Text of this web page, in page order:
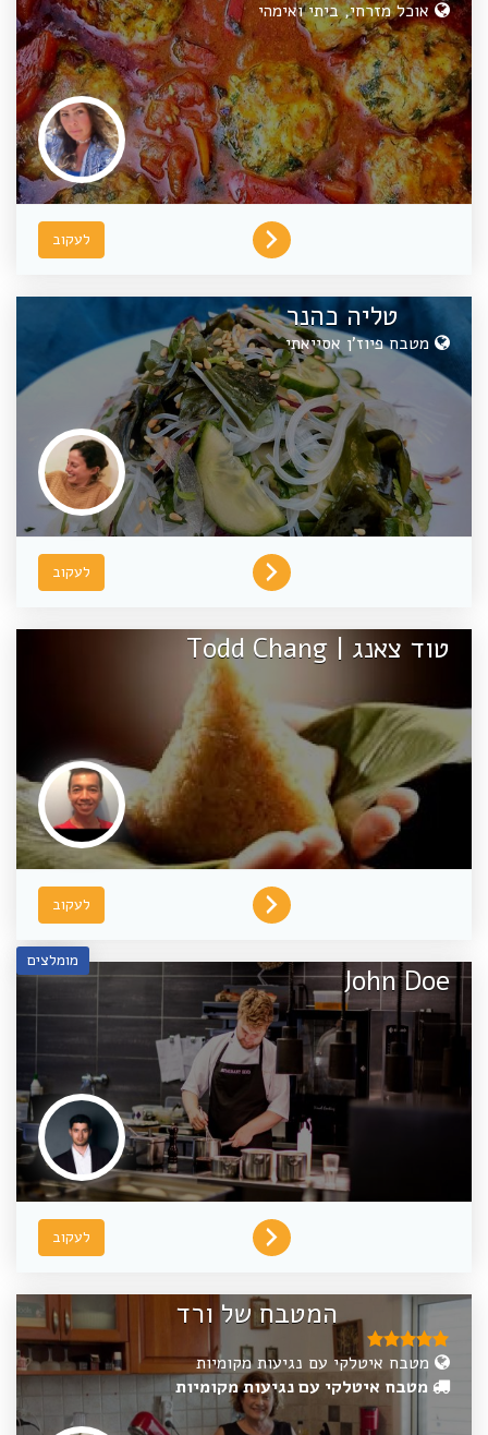
אוכל מזרחי, ביתי ואימהי
לעקוב
טליה כהנר
מטבח פיוז'ן אסייאתי
לעקוב
טוד צאנג | Todd Chang
לעקוב
מומלצים
John Doe
לעקוב
המטבח של ורד
מטבח איטלקי עם נגיעות מקומיות
מטבח איטלקי עם נגיעות מקומיות